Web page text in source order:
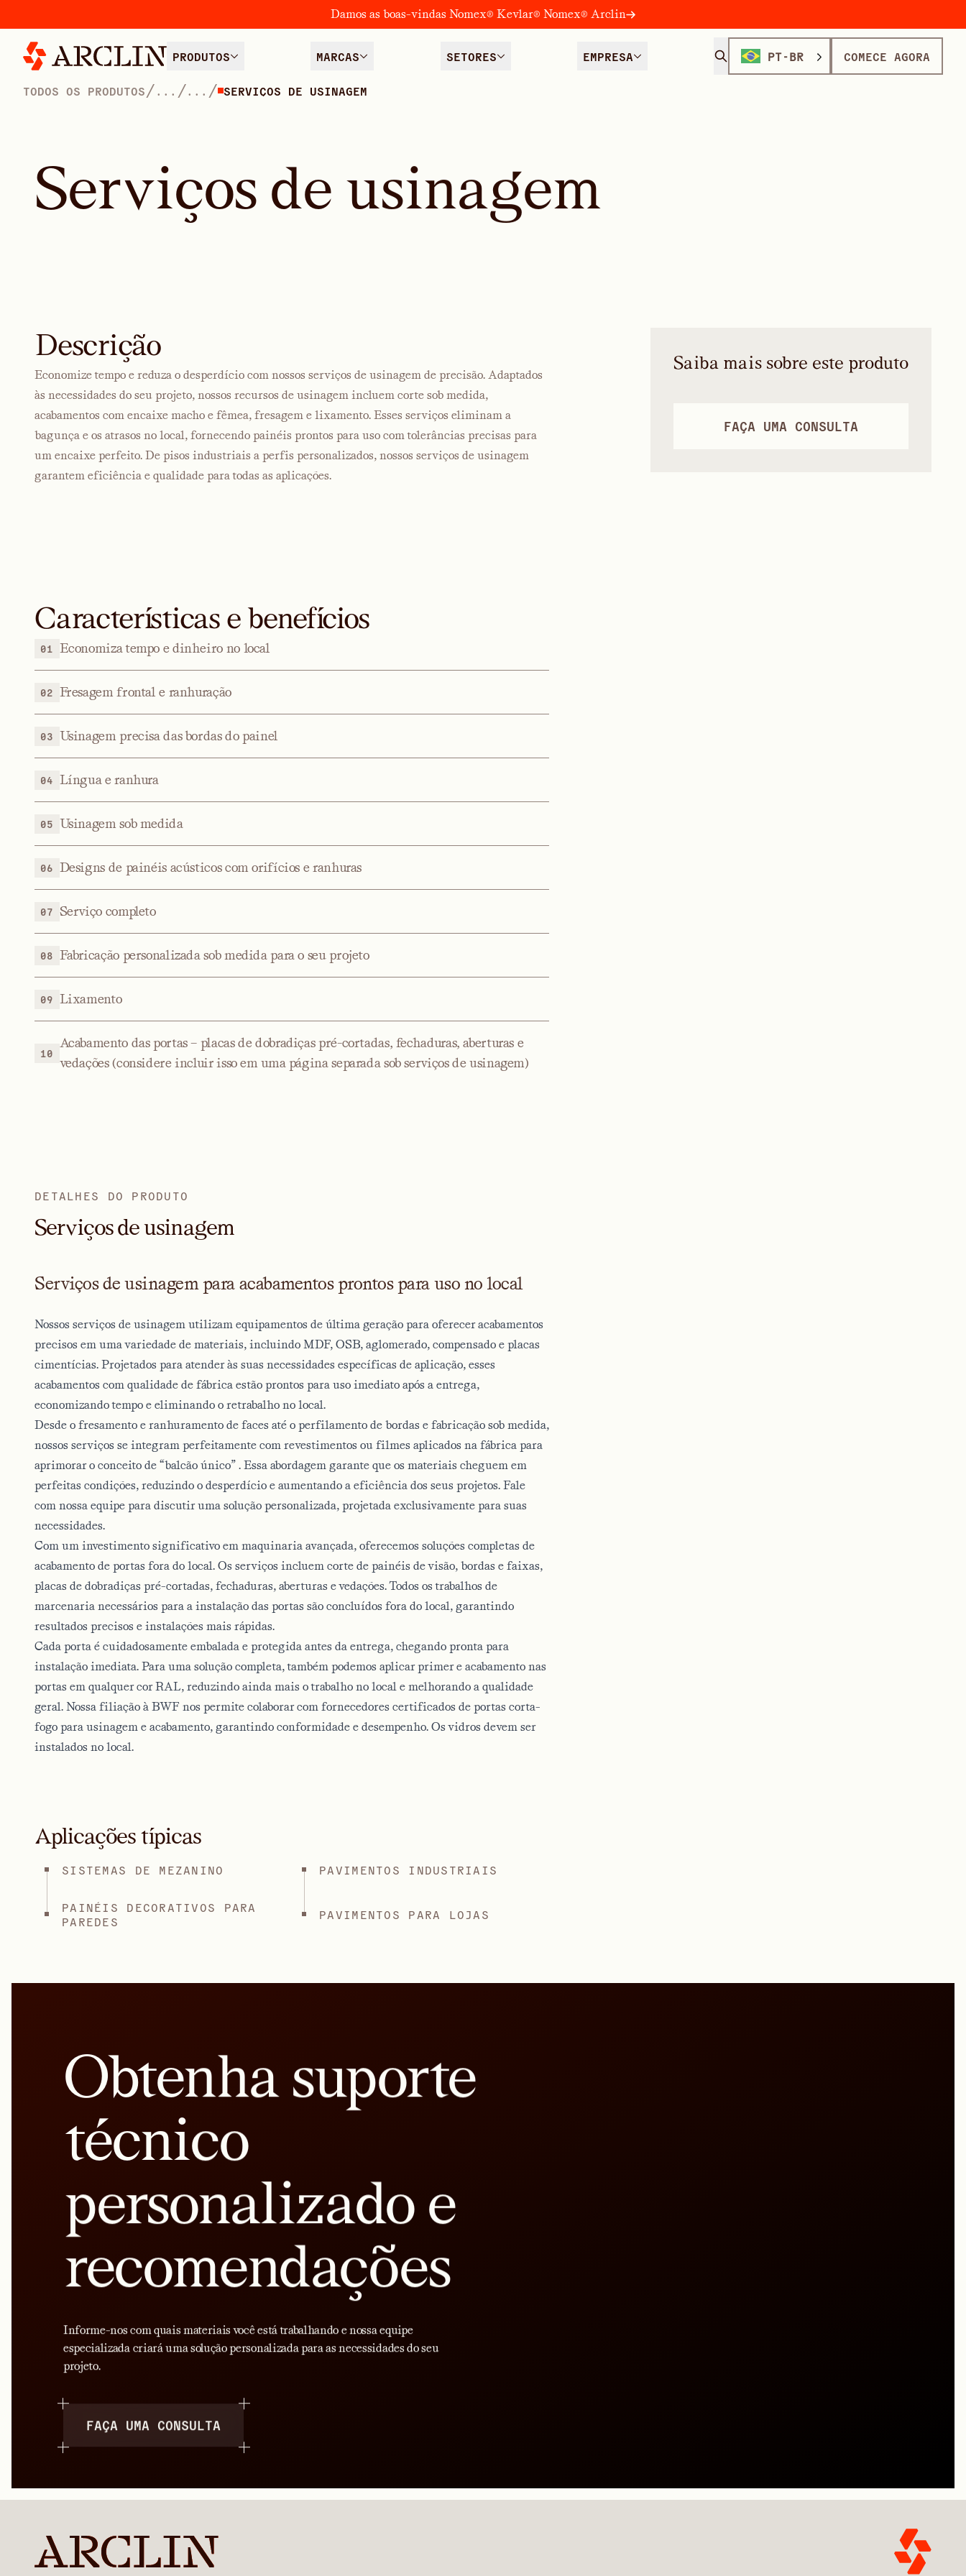
Damos as boas-vindas Nomex® Kevlar® Nomex® Arclin
PRODUTOS MARCAS SETORES EMPRESA PT-BR COMECE AGORA
TODOS OS PRODUTOS / ... /... / SERVIÇOS DE USINAGEM
Serviços de usinagem
Descrição
Economize tempo e reduza o desperdício com nossos serviços de usinagem de precisão. Adaptados
às necessidades do seu projeto, nossos recursos de usinagem incluem corte sob medida,
acabamentos com encaixe macho e fêmea, fresagem e lixamento. Esses serviços eliminam a
bagunça e os atrasos no local, fornecendo painéis prontos para uso com tolerâncias precisas para
um encaixe perfeito. De pisos industriais a perfis personalizados, nossos serviços de usinagem
garantem eficiência e qualidade para todas as aplicações.
Características e benefícios
01 Economiza tempo e dinheiro no local
02 Fresagem frontal e ranhuração
03 Usinagem precisa das bordas do painel
04 Língua e ranhura
05 Usinagem sob medida
06 Designs de painéis acústicos com orifícios e ranhuras
07 Serviço completo
08 Fabricação personalizada sob medida para o seu projeto
09 Lixamento
10
Acabamento das portas – placas de dobradiças pré-cortadas, fechaduras, aberturas e
vedações (considere incluir isso em uma página separada sob serviços de usinagem)
DETALHES DO PRODUTO
Serviços deusinagem
Serviços de usinagem para acabamentos prontos para uso no local
Nossos serviços de usinagem utilizam equipamentos de última geração para oferecer acabamentos
precisos em uma variedade de materiais, incluindo MDF, OSB, aglomerado, compensado e placas
cimentícias. Projetados para atender às suas necessidades específicas de aplicação, esses
acabamentos com qualidade de fábrica estão prontos para uso imediato após a entrega,
economizando tempo e eliminando o retrabalho no local.
Desde o fresamento e ranhuramento de faces até o perfilamento de bordas e fabricação sob medida,
nossos serviços se integram perfeitamente com revestimentos ou filmes aplicados na fábrica para
aprimorar o conceito de “balcão único” . Essa abordagem garante que os materiais cheguem em
perfeitas condições, reduzindo o desperdício e aumentando a eficiência dos seus projetos. Fale
com nossa equipe para discutir uma solução personalizada, projetada exclusivamente para suas
necessidades.
Com um investimento significativo em maquinaria avançada, oferecemos soluções completas de
acabamento de portas fora do local. Os serviços incluem corte de painéis de visão, bordas e faixas,
placas de dobradiças pré-cortadas, fechaduras, aberturas e vedações. Todos os trabalhos de
marcenaria necessários para a instalação das portas são concluídos fora do local, garantindo
resultados precisos e instalações mais rápidas.
Cada porta é cuidadosamente embalada e protegida antes da entrega, chegando pronta para
instalação imediata. Para uma solução completa, também podemos aplicar primer e acabamento nas
portas em qualquer cor RAL, reduzindo ainda mais o trabalho no local e melhorando a qualidade
geral. Nossa filiação à BWF nos permite colaborar com fornecedores certificados de portas corta-
fogo para usinagem e acabamento, garantindo conformidade e desempenho. Os vidros devem ser
instalados no local.
Aplicações típicas
SISTEMAS DE MEZANINO PAVIMENTOS INDUSTRIAIS
PAINÉIS DECORATIVOS PARA
PAREDES
PAVIMENTOS PARA LOJAS
Saiba mais sobre este produto
FAÇA UMA CONSULTA
Obtenha suporte
técnico
personalizado e
recomendações
Informe-nos com quais materiais você está trabalhando e nossa equipe
especializada criará uma solução personalizada para as necessidades do seu
projeto.
FAÇA UMA CONSULTA